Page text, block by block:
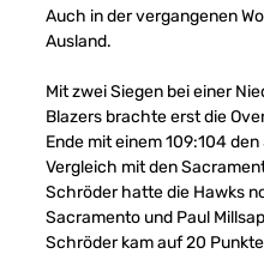
Auch in der vergangenen
Ausland.
Mit zwei Siegen bei einer
Blazers brachte erst die
Ende mit einem 109:104
Vergleich mit den
Schröder hatte die Hawks
Sacramento und Paul
Schröder kam auf 20